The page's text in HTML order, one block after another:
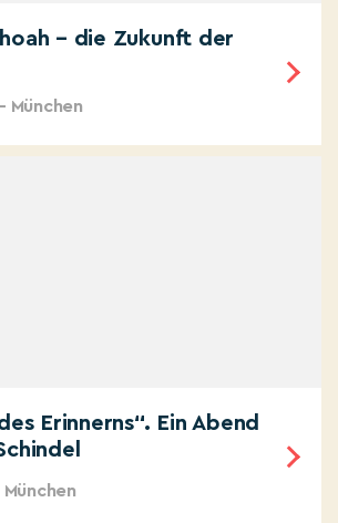
– die Zukunft der
München
Erinnerns“. Ein Abend
München